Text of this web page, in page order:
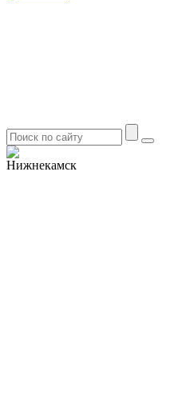
Нижнекамск